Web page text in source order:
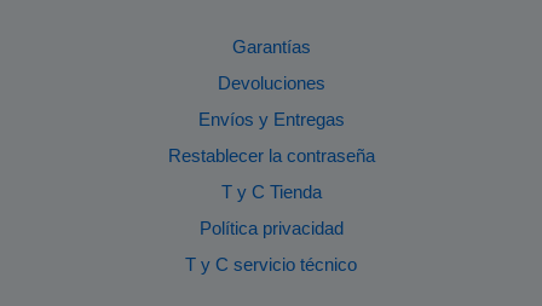
Garantías
Devoluciones
Envíos y Entregas
Restablecer la contraseña
T y C Tienda
Política privacidad
T y C servicio técnico